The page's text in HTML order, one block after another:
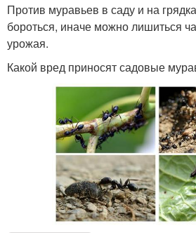
Против муравьев в саду и на
бороться, иначе можно лишиться
урожая.
Какой вред приносят садовые